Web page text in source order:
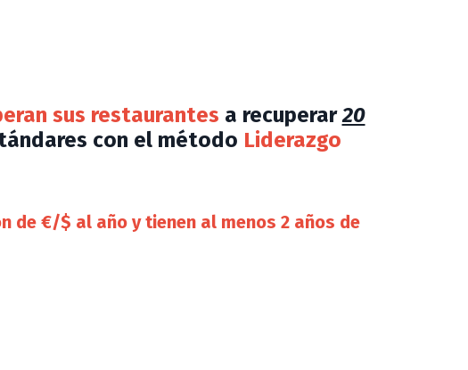
sus restaurantes a recuperar20
con el método Liderazgo
de €/$ al año y tienen al menos 2 años de